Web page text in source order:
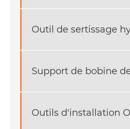
Outil de sertissage
Support de bobine
Outils d'installation